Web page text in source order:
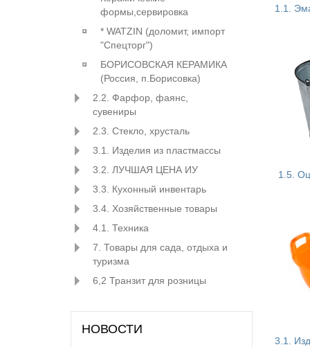
формы,сервировка
* WATZIN (доломит, импорт
"Спецторг")
БОРИСОВСКАЯ КЕРАМИКА
(Россия, п.Борисовка)
2.2. Фарфор, фаянс,
сувениры
2.3. Стекло, хрусталь
3.1. Изделия из пластмассы
3.2. ЛУЧШАЯ ЦЕНА ИУ
3.3. Кухонный инвентарь
3.4. Хозяйственные товары
4.1. Техника
7. Товары для сада, отдыха и
туризма
6,2 Транзит для розницы
НОВОСТИ
1.1.
1.5.
3.1.